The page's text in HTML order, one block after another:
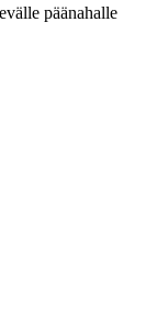
päänahalle